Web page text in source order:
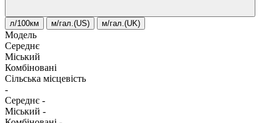
л/100км м/гал.(US) м/гал.(UK)
Модель
Середнє
Міський
Комбіновані
Сільська місцевість
-
Середнє -
Міський -